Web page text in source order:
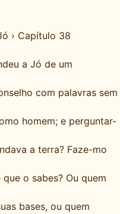
› Capítulo 38
a Jó de um
com palavras sem
homem; e perguntar-
a terra? Faze-mo
o sabes? Ou quem
bases, ou quem